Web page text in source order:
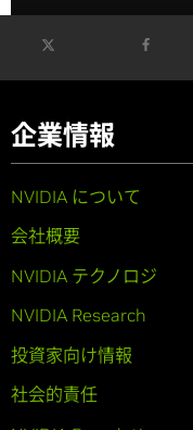
企業情報
NVIDIA について
会社概要
NVIDIA テクノロジ
NVIDIA Research
投資家向け情報
社会的責任